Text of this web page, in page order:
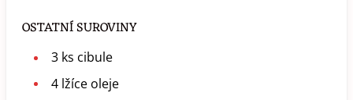
OSTATNÍ SUROVINY
3 ks cibule
4 lžíce oleje